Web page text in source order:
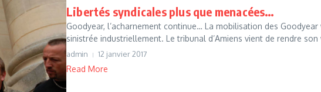
Libertés syndicales plus que menacées…
Goodyear, l’acharnement continue… La mobilisation des
sinistrée industriellement. Le tribunal d’Amiens vient de rendre son
admin 12 janvier 2017
Read More